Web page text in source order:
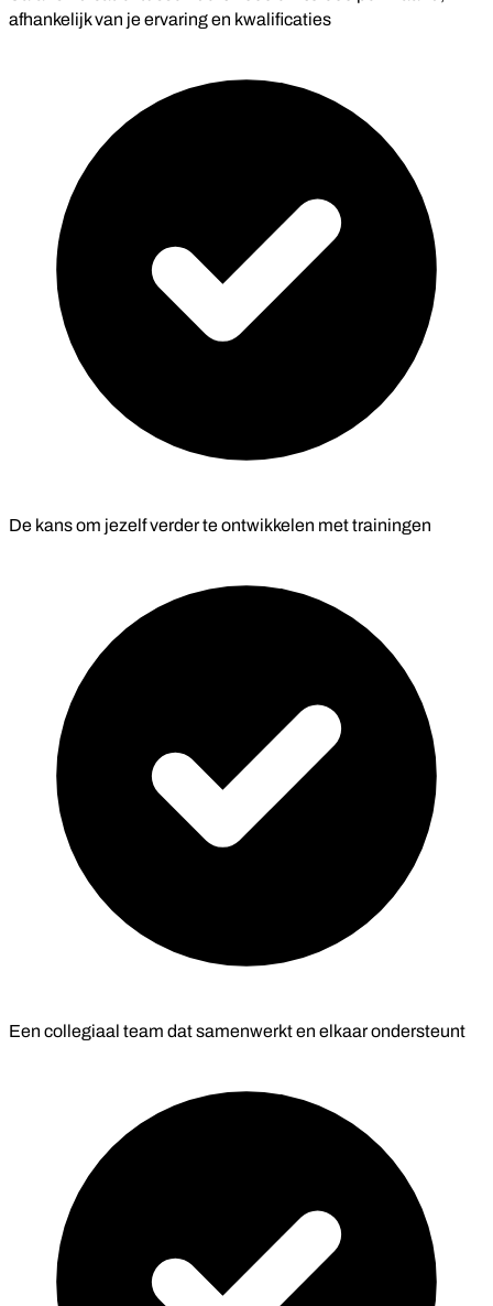
afhankelijk van je ervaring en kwalificaties
De kans om jezelf verder te ontwikkelen met trainingen
Een collegiaal team dat samenwerkt en elkaar ondersteunt